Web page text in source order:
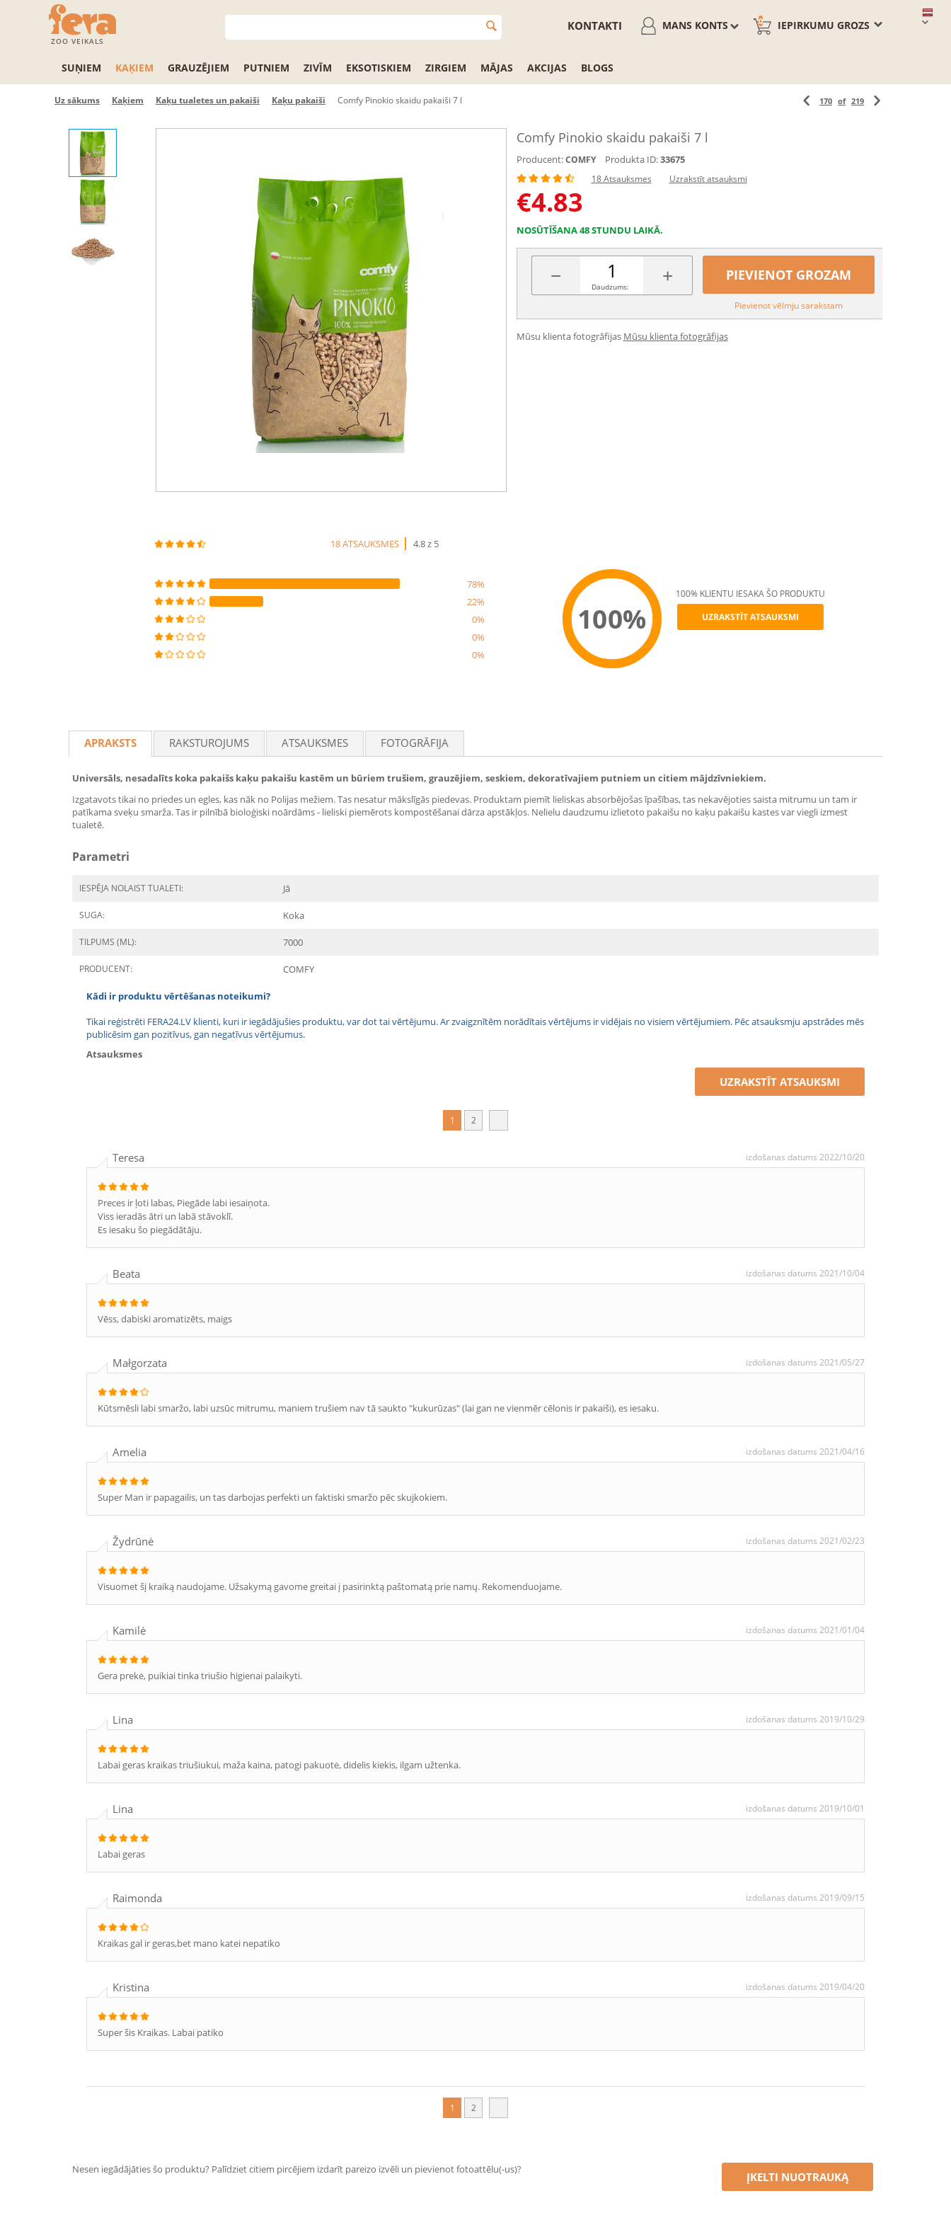
ZOO VEIKALS
IEPIRKUMU GROZS
0
MANS KONTS
KONTAKTI
SUŅIEM KAĶIEM GRAUZĒJIEM PUTNIEM ZIVĪM EKSOTISKIEM ZIRGIEM MĀJAS AKCIJAS BLOGS
Uz sākums Kaķiem Kaķu tualetes un pakaiši Kaķu pakaiši Comfy Pinokio skaidu pakaiši 7 l 170 of 219
Comfy Pinokio skaidu pakaiši 7 l
Producent: COMFY Produkta ID:33675
18 Atsauksmes Uzrakstīt atsauksmi
€4.83
NOSŪTĪŠANA 48 STUNDU LAIKĀ.
− +
Daudzums:
PIEVIENOT GROZAM
Pievienot vēlmju sarakstam
Mūsu klienta fotogrāfijas Mūsu klienta fotogrāfijas
18 ATSAUKSMES 4.8 z 5
78%
22%
0%
0%
0%
100%
100% KLIENTU IESAKA ŠO PRODUKTU
UZRAKSTĪT ATSAUKSMI
APRAKSTS RAKSTUROJUMS ATSAUKSMES FOTOGRĀFIJA
Universāls, nesadalīts koka pakaišs kaķu pakaišu kastēm un būriem trušiem, grauzējiem, seskiem, dekoratīvajiem putniem un citiem mājdzīvniekiem.
Izgatavots tikai no priedes un egles, kas nāk no Polijas mežiem. Tas nesatur mākslīgās piedevas. Produktam piemīt lieliskas absorbējošas īpašības, tas nekavējoties saista mitrumu un tam ir
patīkama sveķu smarža. Tas ir pilnībā bioloģiski noārdāms - lieliski piemērots kompostēšanai dārza apstākļos. Nelielu daudzumu izlietoto pakaišu no kaķu pakaišu kastes var viegli izmest
tualetē.
Parametri
IESPĒJA NOLAIST TUALETI: Jā
SUGA: Koka
TILPUMS (ML): 7000
PRODUCENT: COMFY
Kādi ir produktu vērtēšanas noteikumi?
Tikai reģistrēti FERA24.LV klienti, kuri ir iegādājušies produktu, var dot tai vērtējumu. Ar zvaigznītēm norādītais vērtējums ir vidējais no visiem vērtējumiem. Pēc atsauksmju apstrādes mēs
publicēsim gan pozitīvus, gan negatīvus vērtējumus.
Atsauksmes
UZRAKSTĪT ATSAUKSMI
1 2
Teresa izdošanas datums 2022/10/20
Preces ir ļoti labas, Piegāde labi iesaiņota.
Viss ieradās ātri un labā stāvoklī.
Es iesaku šo piegādātāju.
Beata izdošanas datums 2021/10/04
Vēss, dabiski aromatizēts, maigs
Małgorzata izdošanas datums 2021/05/27
Kūtsmēsli labi smaržo, labi uzsūc mitrumu, maniem trušiem nav tā saukto "kukurūzas" (lai gan ne vienmēr cēlonis ir pakaiši), es iesaku.
Amelia izdošanas datums 2021/04/16
Super Man ir papagailis, un tas darbojas perfekti un faktiski smaržo pēc skujkokiem.
Žydrūnė izdošanas datums 2021/02/23
Visuomet šį kraiką naudojame. Užsakymą gavome greitai į pasirinktą paštomatą prie namų. Rekomenduojame.
Kamilė izdošanas datums 2021/01/04
Gera prekė, puikiai tinka triušio higienai palaikyti.
Lina izdošanas datums 2019/10/29
Labai geras kraikas triušiukui, maža kaina, patogi pakuotė, didelis kiekis, ilgam užtenka.
Lina izdošanas datums 2019/10/01
Labai geras
Raimonda izdošanas datums 2019/09/15
Kraikas gal ir geras,bet mano katei nepatiko
Kristina izdošanas datums 2019/04/20
Super šis Kraikas. Labai patiko
1 2
Nesen iegādājāties šo produktu? Palīdziet citiem pircējiem izdarīt pareizo izvēli un pievienot fotoattēlu(-us)?
ĮKELTI NUOTRAUKĄ